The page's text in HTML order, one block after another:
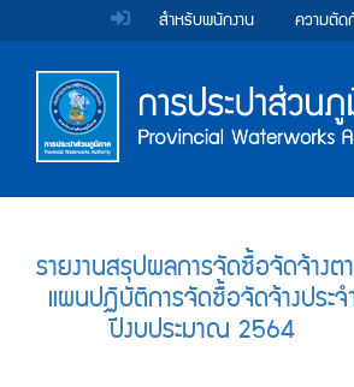
หน้า
แรก
(การ
ประปา
ส่วน
ภูมิภาค)
ไป
ยัง
เนื้อหา
(Skip
to
content)
ข้าม
เมนู
(Skip
Menu
สำหรับพนักงาน ความตั
ตรา
สัญลักษณ์
และ
ค่า
การ
ประปา
ตรา
สัญลักษณ์
และ
ค่า
การ
ประปา
Main
Menu
รายงานสรุปผลการจัดซื้อจัดจ้างต
แผนปฏิบัติการจัดซื้อจัดจ้างประจ
ปีงบประมาณ 2564